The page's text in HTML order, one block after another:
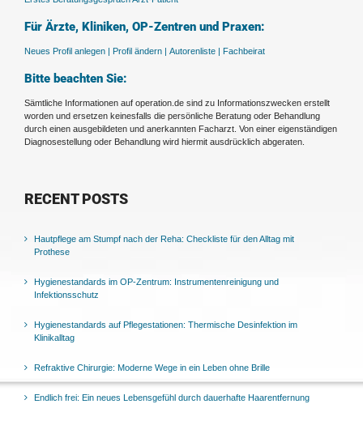
Für Ärzte, Kliniken, OP-Zentren und Praxen:
Neues Profil anlegen | Profil ändern | Autorenliste | Fachbeirat
Bitte beachten Sie:
Sämtliche Informationen auf operation.de sind zu Informationszwecken erstellt
worden und ersetzen keinesfalls die persönliche Beratung oder Behandlung
durch einen ausgebildeten und anerkannten Facharzt. Von einer eigenständigen
Diagnosestellung oder Behandlung wird hiermit ausdrücklich abgeraten.
RECENT POSTS
Hautpflege am Stumpf nach der Reha: Checkliste für den Alltag mit
Prothese
Hygienestandards im OP-Zentrum: Instrumentenreinigung und
Infektionsschutz
Hygienestandards auf Pflegestationen: Thermische Desinfektion im
Klinikalltag
Refraktive Chirurgie: Moderne Wege in ein Leben ohne Brille
Endlich frei: Ein neues Lebensgefühl durch dauerhafte Haarentfernung